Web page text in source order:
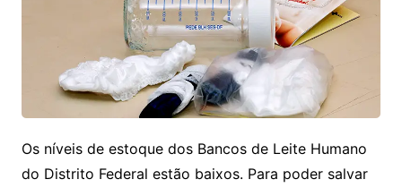
Os níveis de estoque dos Bancos de Leite Humano
do Distrito Federal estão baixos. Para poder salvar